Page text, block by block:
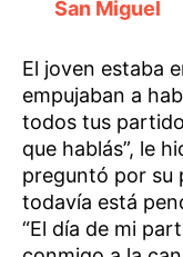
San Miguel
El joven estaba
empujaban a
todos tus
que hablás”, le
preguntó por su
todavía está
“El día de mi